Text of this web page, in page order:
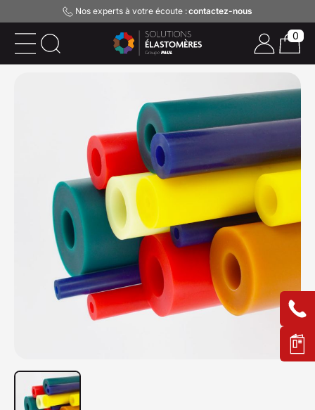
Nos experts à votre écoute :contactez-nous
0